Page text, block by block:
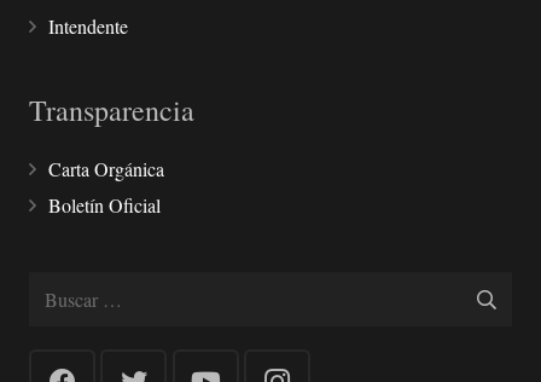
Intendente
Transparencia
Carta Orgánica
Boletín Oficial
Buscar: